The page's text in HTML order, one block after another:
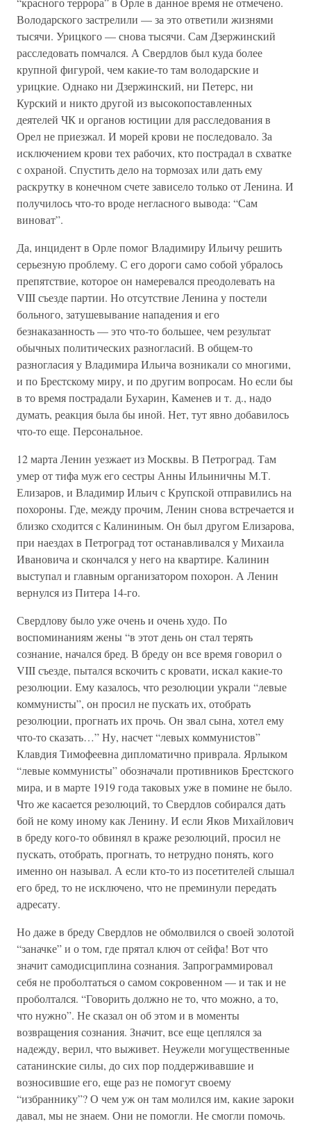
Володарского застрелили — за это ответили жизнями
тысячи. Урицкого — снова тысячи. Сам Дзержинский
расследовать помчался. А Свердлов был куда более
крупной фигурой, чем какие-то там володарские и
урицкие. Однако ни Дзержинский, ни Петерс, ни
Курский и никто другой из высокопоставленных
деятелей ЧК и органов юстиции для расследования в
Орел не приезжал. И морей крови не последовало. За
исключением крови тех рабочих, кто пострадал в схватке
с охраной. Спустить дело на тормозах или дать ему
раскрутку в конечном счете зависело только от Ленина. И
получилось что-то вроде негласного вывода: “Сам
виноват”.
Да, инцидент в Орле помог Владимиру Ильичу решить
серьезную проблему. С его дороги само собой убралось
препятствие, которое он намеревался преодолевать на
VIII съезде партии. Но отсутствие Ленина у постели
больного, затушевывание нападения и его
безнаказанность — это что-то большее, чем результат
обычных политических разногласий. В общем-то
разногласия у Владимира Ильича возникали со многими,
и по Брестскому миру, и по другим вопросам. Но если бы
в то время пострадали Бухарин, Каменев и т. д., надо
думать, реакция была бы иной. Нет, тут явно добавилось
что-то еще. Персональное.
12 марта Ленин уезжает из Москвы. В Петроград. Там
умер от тифа муж его сестры Анны Ильиничны М.Т.
Елизаров, и Владимир Ильич с Крупской отправились на
похороны. Где, между прочим, Ленин снова встречается и
близко сходится с Калининым. Он был другом Елизарова,
при наездах в Петроград тот останавливался у Михаила
Ивановича и скончался у него на квартире. Калинин
выступал и главным организатором похорон. А Ленин
вернулся из Питера 14-го.
Свердлову было уже очень и очень худо. По
воспоминаниям жены “в этот день он стал терять
сознание, начался бред. В бреду он все время говорил о
VIII съезде, пытался вскочить с кровати, искал какие-то
резолюции. Ему казалось, что резолюции украли “левые
коммунисты”, он просил не пускать их, отобрать
резолюции, прогнать их прочь. Он звал сына, хотел ему
что-то сказать…” Ну, насчет “левых коммунистов”
Клавдия Тимофеевна дипломатично приврала. Ярлыком
“левые коммунисты” обозначали противников Брестского
мира, и в марте 1919 года таковых уже в помине не было.
Что же касается резолюций, то Свердлов собирался дать
бой не кому иному как Ленину. И если Яков Михайлович
в бреду кого-то обвинял в краже резолюций, просил не
пускать, отобрать, прогнать, то нетрудно понять, кого
именно он называл. А если кто-то из посетителей слышал
его бред, то не исключено, что не преминули передать
адресату.
Но даже в бреду Свердлов не обмолвился о своей золотой
“заначке” и о том, где прятал ключ от сейфа! Вот что
значит самодисциплина сознания. Запрограммировал
себя не проболтаться о самом сокровенном — и так и не
проболтался. “Говорить должно не то, что можно, а то,
что нужно”. Не сказал он об этом и в моменты
возвращения сознания. Значит, все еще цеплялся за
надежду, верил, что выживет. Неужели могущественные
сатанинские силы, до сих пор поддерживавшие и
возносившие его, еще раз не помогут своему
“избраннику”? О чем уж он там молился им, какие зароки
давал, мы не знаем. Они не помогли. Не смогли помочь.